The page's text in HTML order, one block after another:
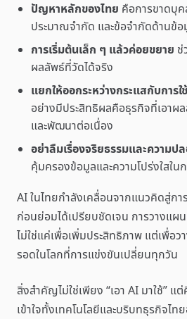
ปัญหาหลักของไทย คือการขาดบุ
ประมาณจำกัด และข้อจำกัดด้านข้อ
การเริ่มต้นเล็ก ๆ แล้วค่อยขยาย ช่
ผลลัพธ์ที่วัดได้จริง
แยกให้ออกระหว่างกระแสกับการใ
อย่างมีประสิทธิผลคือธุรกิจที่เอาผ
และพัฒนาต่อเนื่อง
อย่าลืมเรื่องจริยธรรมและความป
คุ้มครองข้อมูลและความโปร่งใสใน
AI ในไทยกำลังเคลื่อนจากแนวคิดสู่กา
ก่อนย่อมได้เปรียบชัดเจน การวางแ
ไม่ใช่แค่เพื่อเพิ่มประสิทธิภาพ แต่เพื่อว
รอดในโลกที่การแข่งขันเปลี่ยนทุกวัน
สิ่งสำคัญไม่ใช่เพียง “เอา AI มาใช้” แ
เข้าใจทั้งเทคโนโลยีและบริบทธุรกิจไ